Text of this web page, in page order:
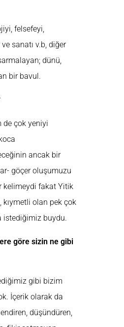
felsefeyi,
sanatı v.b, diğer
dünü,
bir bavul.
de çok yeniyi
ancak bir
göçer oluşumuzu
kelimeydi fakat Yitik
olan pek çok
istediğimiz buydu.
göre sizin ne gibi
gibi bizim
İçerik olarak da
düşündüren,